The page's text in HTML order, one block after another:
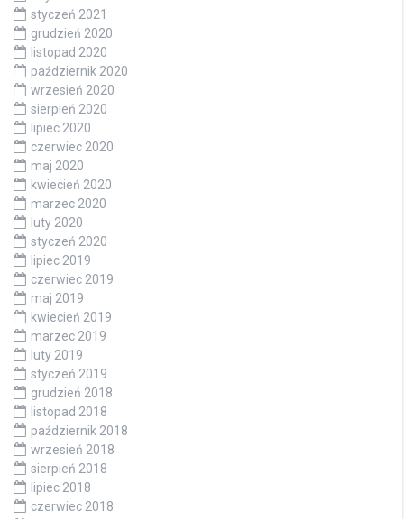
styczeń 2021
grudzień 2020
listopad 2020
październik 2020
wrzesień 2020
sierpień 2020
lipiec 2020
czerwiec 2020
maj 2020
kwiecień 2020
marzec 2020
luty 2020
styczeń 2020
lipiec 2019
czerwiec 2019
maj 2019
kwiecień 2019
marzec 2019
luty 2019
styczeń 2019
grudzień 2018
listopad 2018
październik 2018
wrzesień 2018
sierpień 2018
lipiec 2018
czerwiec 2018